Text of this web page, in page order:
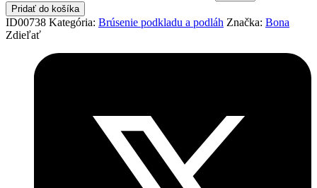
Pridať do košíka
ID00738 Kategória: Brúsenie podkladu a podláh Značka: Bona
Zdieľať